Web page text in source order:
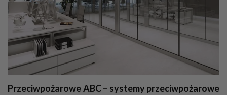
Przeciwpożarowe ABC – systemy przeciwpożarowe